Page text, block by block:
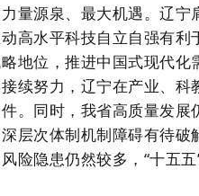
源泉、最大机遇。辽宁
高水平科技自立自强有
地位，推进中国式现代
续努力，辽宁在产业、科
。同时，我省高质量发
层次体制机制障碍有待
险隐患仍然较多，“十五